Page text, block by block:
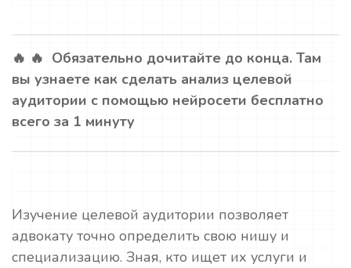
🔥 🔥 Обязательно дочитайте до конца. Там
вы узнаете как сделать анализ целевой
аудитории с помощью нейросети бесплатно
всего за 1 минуту
Изучение целевой аудитории позволяет
адвокату точно определить свою нишу и
специализацию. Зная, кто ищет их услуги и